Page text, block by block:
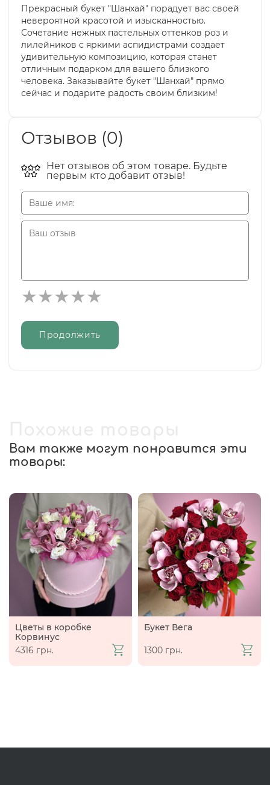
Прекрасный букет "Шанхай" порадует вас своей
невероятной красотой и изысканностью.
Сочетание нежных пастельных оттенков роз и
лилейников с яркими аспидистрами создает
удивительную композицию, которая станет
отличным подарком для вашего близкого
человека. Заказывайте букет "Шанхай" прямо
сейчас и подарите радость своим близким!
Отзывов (0)
Нет отзывов об этом товаре. Будьте
первым кто добавит отзыв!
Продолжить
Вам также могут понравится эти
товары:
Цветы в коробке
Корвинус
4316 грн.
Букет Вега
1300 грн.